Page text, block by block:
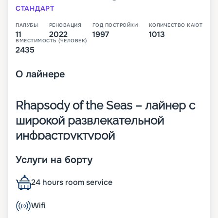
СТАНДАРТ
ПАЛУБЫ
11
РЕНОВАЦИЯ
2022
ГОД ПОСТРОЙКИ
1997
КОЛИЧЕСТВО КАЮТ
1013
ВМЕСТИМОСТЬ (ЧЕЛОВЕК)
2435
О лайнере
Rhapsody of the Seas – лайнер с
широкой развлекательной
инфраструктурой
Лайнер Rhapsody of the Seas – это четвертое 11-
палубное судно класса Vision. Оно было
построено в 1997 году, а в 2022-м обновлено. В 1
013 комфортабельных каютах могут
панорамных окон составляет около 8 000 м2.
Услуги на борту
24 hours room service
Wifi